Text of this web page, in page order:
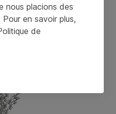
nous placions des
en savoir plus,
de